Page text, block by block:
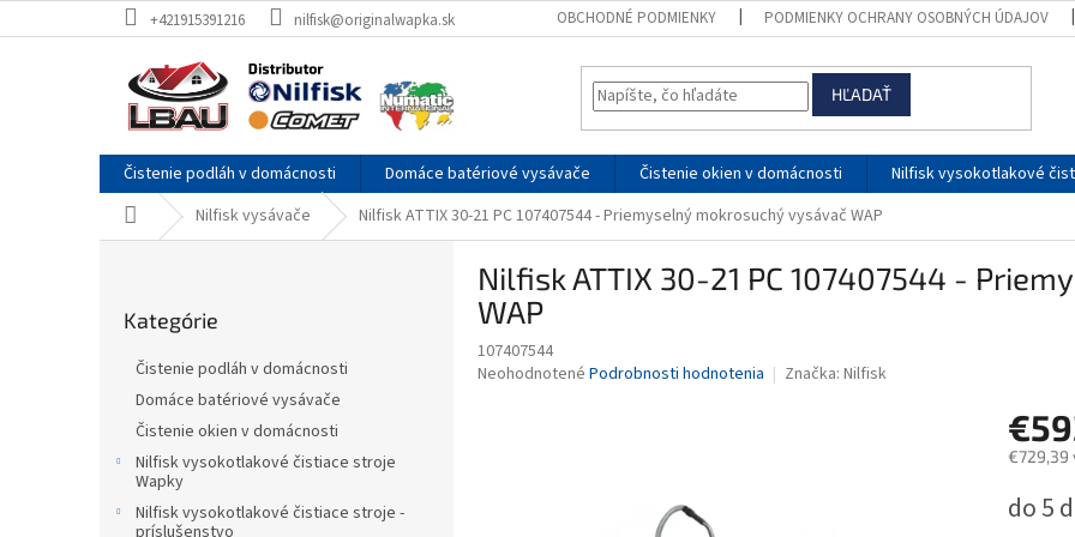
na
+421915391216 nilfisk@originalwapka.sk OBCHODNÉ PODMIENKY PODMIENKY OCHRANY OSOBNÝCH ÚDAJOV
HĽADAŤ
Čistenie podláh v domácnosti Domáce batériové vysávače Čistenie okien v domácnosti Nilfisk vysokotlakové
DomovNilfisk vysávače Nilfisk ATTIX 30-21 PC 107407544 - Priemyselný mokrosuchý vysávač WAP
kategórie
Kategórie
Čistenie podláh v domácnosti
Domáce batériové vysávače
Čistenie okien v domácnosti
Nilfisk vysokotlakové čistiace stroje
Wapky
Nilfisk vysokotlakové čistiace stroje -
príslušenstvo
Nilfisk ATTIX 30-21 PC 107407544 -
WAP
107407544
Priemerné
Neohodnotené Podrobnosti hodnotenia Značka: Nilfisk
€729,39
cena:
do 5